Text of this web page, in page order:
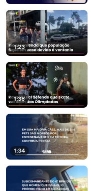
1:23
1:38
1:34